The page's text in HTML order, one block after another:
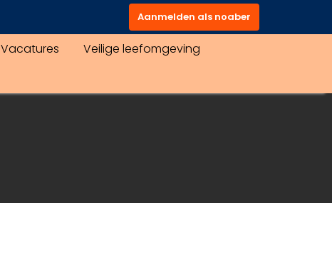
Aanmelden als noaber
Vacatures
Veilige leefomgeving